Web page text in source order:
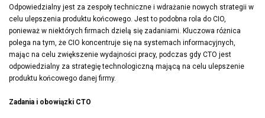
Odpowiedzialny jest za zespoły techniczne i wdrażanie nowych strategii w
celu ulepszenia produktu końcowego. Jest to podobna rola do CIO,
ponieważ w niektórych firmach dzielą się zadaniami. Kluczowa różnica
polega na tym, że CIO koncentruje się na systemach informacyjnych,
mając na celu zwiększenie wydajności pracy, podczas gdy CTO jest
odpowiedzialny za strategię technologiczną mającą na celu ulepszenie
produktu końcowego danej firmy.
Zadania i obowiązki CTO